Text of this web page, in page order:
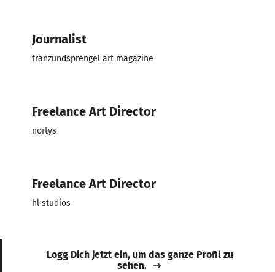
Journalist
franzundsprengel art magazine
Freelance Art Director
nortys
Freelance Art Director
hl studios
Logg Dich jetzt ein, um das ganze Profil zu
sehen.